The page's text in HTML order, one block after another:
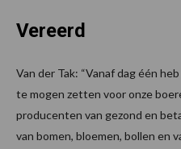
Vereerd
Van der Tak: “Vanaf dag één
te mogen zetten voor onze
producenten van gezond en
van bomen, bloemen, bollen en